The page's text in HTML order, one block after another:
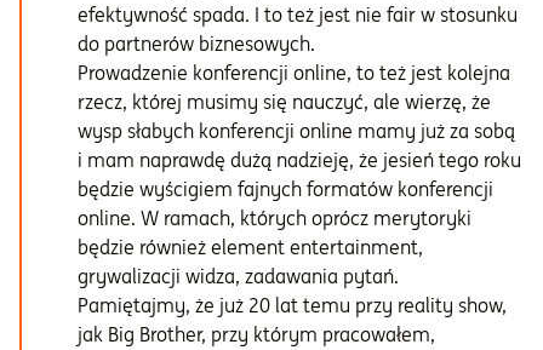
efektywność spada. I to też jest nie fair w stosunku
do partnerów biznesowych.
Prowadzenie konferencji online, to też jest kolejna
rzecz, której musimy się nauczyć, ale wierzę, że
wysp słabych konferencji online mamy już za sobą
i mam naprawdę dużą nadzieję, że jesień tego roku
będzie wyścigiem fajnych formatów konferencji
online. W ramach, których oprócz merytoryki
będzie również element entertainment,
grywalizacji widza, zadawania pytań.
Pamiętajmy, że już 20 lat temu przy reality show,
jak Big Brother, przy którym pracowałem,